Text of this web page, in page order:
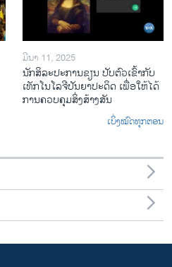
ມີນາ 11, 2025
ນັກ​ສິ​ລະ​ປະ​ການ​ຂຽນ ປັບ​ຕົວ​ເຂົ້າ​ກັບ​
ເທັກ​ໂນ​ໂລ​ຈີ​ປັນ​ຍາ​ປະ​ດິດ ເພື່ອ​ໃຫ້​ໄດ້​
ກ​ານ​ຄວບ​ຄຸມ​ສິ່ງ​ສ້າງ​ສັນ
ເບິ່ງໝົດທຸກຕອນ